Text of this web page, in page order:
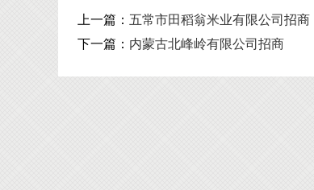
上一篇： 五常市田稻翁米业有限公司招商
下一篇： 内蒙古北峰岭有限公司招商